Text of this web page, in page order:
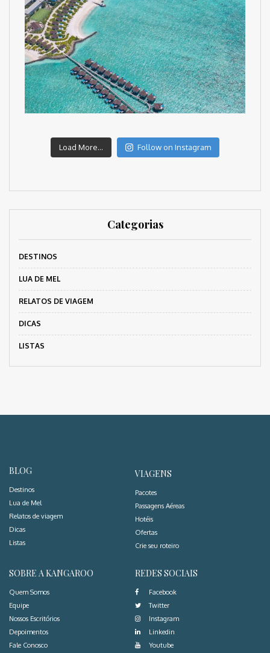
Load More... Follow on Instagram
Categorias
DESTINOS
LUA DE MEL
RELATOS DE VIAGEM
DICAS
LISTAS
BLOG
Destinos
Lua de Mel
Relatos de viagem
Dicas
Listas
VIAGENS
Pacotes
Passagens Aéreas
Hotéis
Ofertas
Crie seu roteiro
SOBRE A KANGAROO
Quem Somos
Equipe
Nossos Escritórios
Depoimentos
Fale Conosco
REDES SOCIAIS
Facebook
Twitter
Instagram
Linkedin
Youtube